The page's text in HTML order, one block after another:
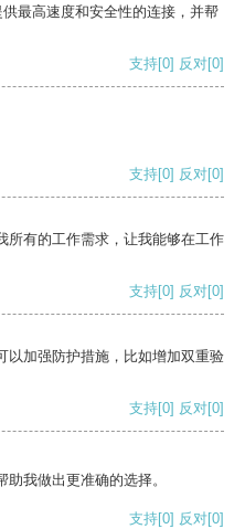
最高速度和安全性的连接，并帮
支持[0] 反对[0]
支持[0] 反对[0]
所有的工作需求，让我能够在工作
支持[0] 反对[0]
以加强防护措施，比如增加双重验
支持[0] 反对[0]
我做出更准确的选择。
支持[0] 反对[0]